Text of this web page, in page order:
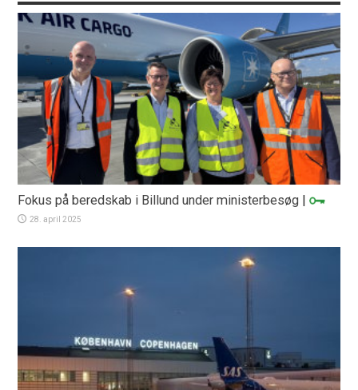
Fokus på beredskab i Billund under ministerbesøg |
28. april 2025